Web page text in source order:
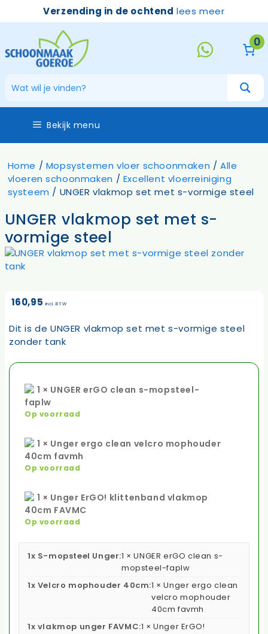
Verzending in de ochtend lees meer
0
Bekijk menu
Home / Mopsystemen vloer schoonmaken / Alle
vloeren schoonmaken / Excellent vloerreiniging
systeem / UNGER vlakmop set met s-vormige steel
UNGER vlakmop set met s-
vormige steel
160,95 incl. BTW
Dit is de UNGER vlakmop set met s-vormige steel
zonder tank
1 × UNGER erGO clean s-mopsteel-
faplw
Op voorraad
1 × Unger ergo clean velcro mophouder
40cm favmh
Op voorraad
1 × Unger ErGO! klittenband vlakmop
40cm FAVMC
Op voorraad
1x S-mopsteel Unger:1 × UNGER erGO clean s-
mopsteel-faplw
1x Velcro mophouder 40cm:1 × Unger ergo clean
velcro mophouder
40cm favmh
1x vlakmop unger FAVMC:1 × Unger ErGO!